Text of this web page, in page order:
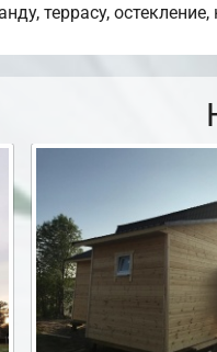
террасу,